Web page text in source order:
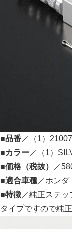
■品番 ／（1）
■カラー ／（1）
■価格（税抜）
／
■適合車種 ／ホン
■特徴 ／純正ステ
タイプですので純